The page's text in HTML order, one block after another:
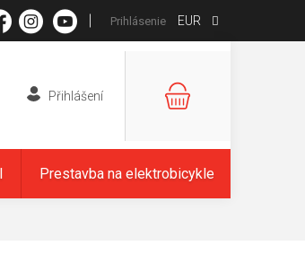
EUR
Prihlásenie
NÁKUPNÝ
Prestavba na elektrobicykle